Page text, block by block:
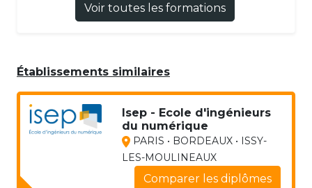
Voir toutes les formations
Établissements similaires
Isep - Ecole d'ingénieurs
du numérique
PARIS • BORDEAUX • ISSY-
LES-MOULINEAUX
Comparer les diplômes